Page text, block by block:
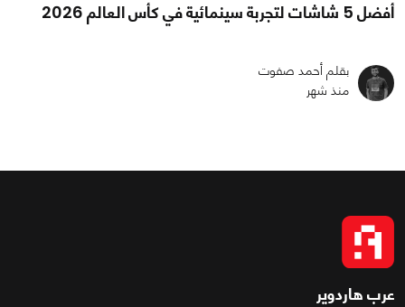
أفضل 5 شاشات لتجربة سينمائية في كأس العالم 2026
بقلم أحمد صفوت
منذ شهر
عرب هاردوير